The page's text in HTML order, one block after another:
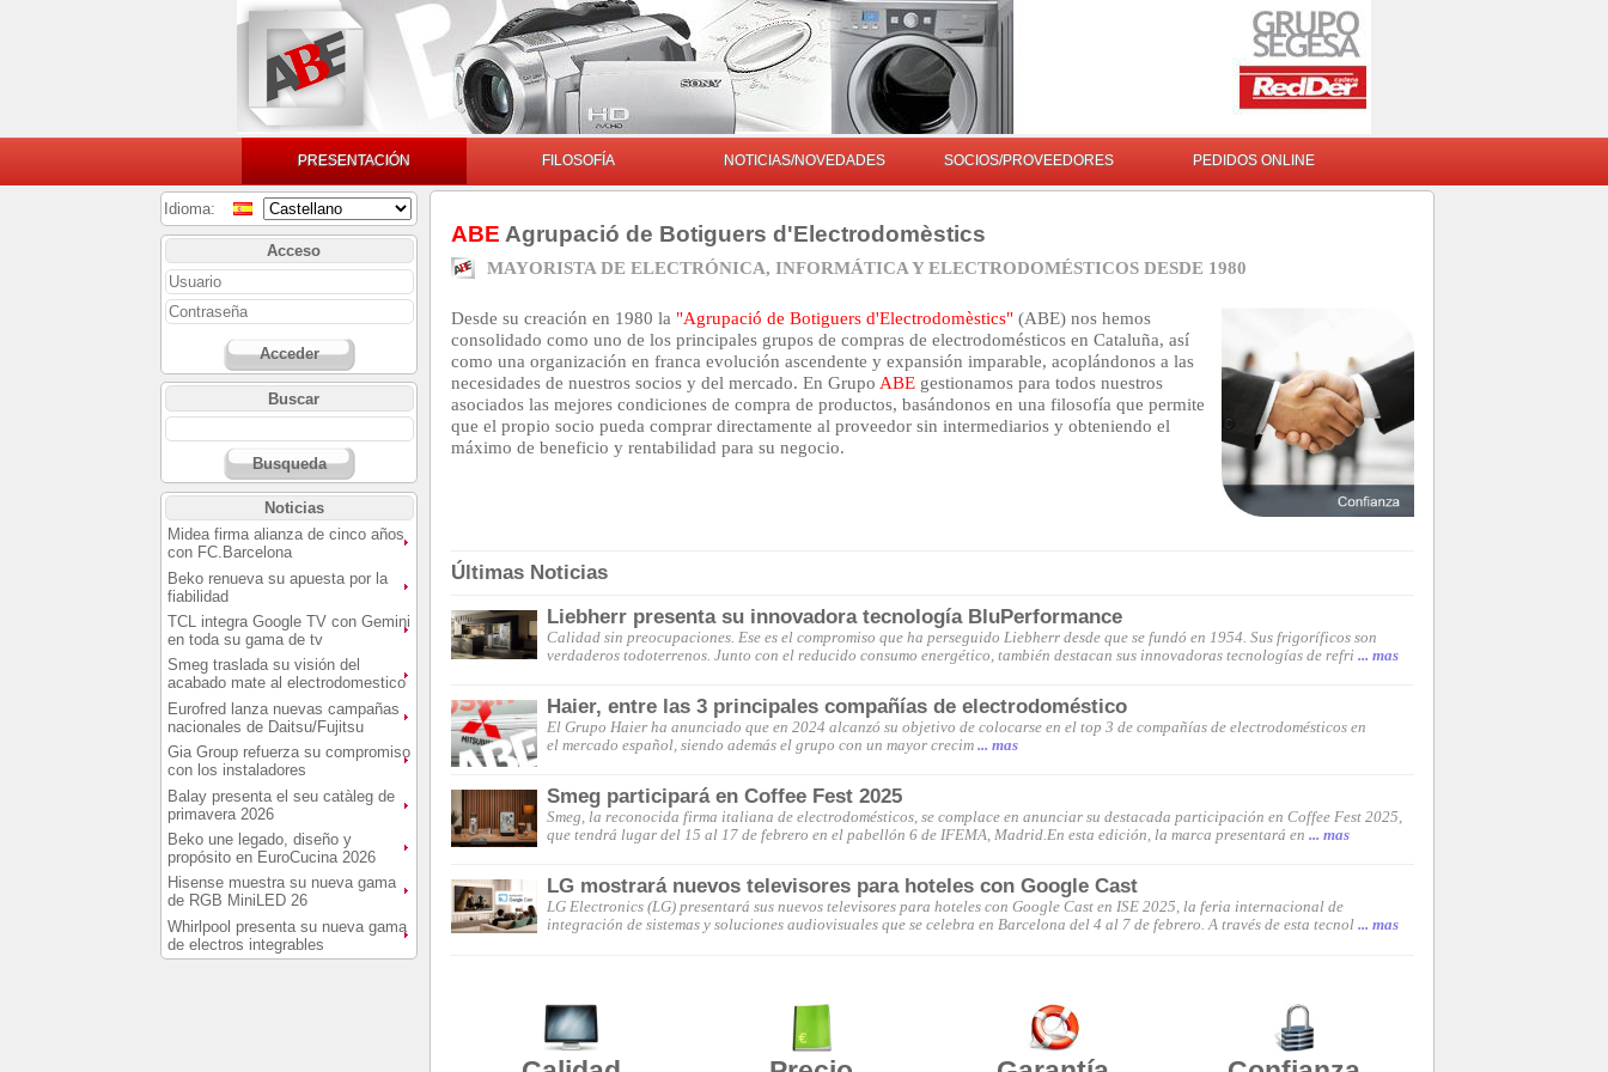
PRESENTACIÓN FILOSOFÍA NOTICIAS/NOVEDADES SOCIOS/PROVEEDORES PEDIDOS ONLINE
Idioma:
Acceso
Acceder
Buscar
Busqueda
Noticias
Midea firma alianza de cinco años
con FC.Barcelona
Beko renueva su apuesta por la
fiabilidad
TCL integra Google TV con Gemini
en toda su gama de tv
Smeg traslada su visión del
acabado mate al electrodomestico
Eurofred lanza nuevas campañas
nacionales de Daitsu/Fujitsu
Gia Group refuerza su compromiso
con los instaladores
Balay presenta el seu catàleg de
primavera 2026
Beko une legado, diseño y
propósito en EuroCucina 2026
Hisense muestra su nueva gama
de RGB MiniLED 26
Whirlpool presenta su nueva gama
de electros integrables
ABE Agrupació de Botiguers d'Electrodomèstics
MAYORISTA DE ELECTRÓNICA, INFORMÁTICA Y ELECTRODOMÉSTICOS DESDE 1980
Desde su creación en 1980 la "Agrupació de Botiguers d'Electrodomèstics"(ABE) nos hemos
consolidado como uno de los principales grupos de compras de electrodomésticos en Cataluña, así
como una organización en franca evolución ascendente y expansión imparable, acoplándonos a las
necesidades de nuestros socios y del mercado. En Grupo ABEgestionamos para todos nuestros
asociados las mejores condiciones de compra de productos, basándonos en una filosofía que permite
que el propio socio pueda comprar directamente al proveedor sin intermediarios y obteniendo el
máximo de beneficio y rentabilidad para su negocio.
Últimas Noticias
Liebherr presenta su innovadora tecnología BluPerformance
Calidad sin preocupaciones. Ese es el compromiso que ha perseguido Liebherr desde que se fundó en 1954. Sus frigoríficos son
verdaderos todoterrenos. Junto con el reducido consumo energético, también destacan sus innovadoras tecnologías de refri... mas
Haier, entre las 3 principales compañías de electrodoméstico
El Grupo Haier ha anunciado que en 2024 alcanzó su objetivo de colocarse en el top 3 de compañías de electrodomésticos en
el mercado español, siendo además el grupo con un mayor crecim... mas
Smeg participará en Coffee Fest 2025
Smeg, la reconocida firma italiana de electrodomésticos, se complace en anunciar su destacada participación en Coffee Fest 2025,
que tendrá lugar del 15 al 17 de febrero en el pabellón 6 de IFEMA, Madrid.En esta edición, la marca presentará en... mas
LG mostrará nuevos televisores para hoteles con Google Cast
LG Electronics (LG) presentará sus nuevos televisores para hoteles con Google Cast en ISE 2025, la feria internacional de
integración de sistemas y soluciones audiovisuales que se celebra en Barcelona del 4 al 7 de febrero. A través de esta tecnol... mas